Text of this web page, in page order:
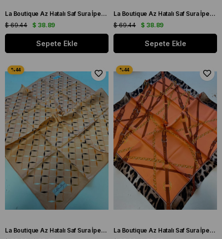
La Boutique Az Hatalı Saf Sura İpek Eşarp Zümrüt Yeşili Karışık Desen
$ 38.89
$ 69.44
Sepete Ekle
La Boutique Az Hatalı Saf Sura İpek Eşarp Sarı - Fuşya Çizgi Desen
$ 38.89
$ 69.44
Sepete Ekle
La Boutique Az Hatalı Saf Sura İpek Eşarp Somon Geometrik Desen
La Boutique Az Hatalı Saf Sura İpek Eşarp Somon Leopar Desen